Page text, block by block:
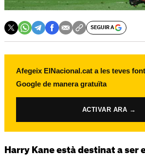
SEGUIR A
Afegeix ElNacional.cat a les teves
Google de manera gratuïta
ACTIVAR ARA →
Harry Kane està destinat a ser